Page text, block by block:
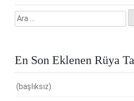
Arama:
En Son Eklenen Rüya
(başlıksız)